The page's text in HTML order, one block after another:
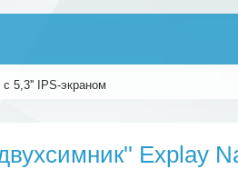
5,3'' IPS-экраном
Explay